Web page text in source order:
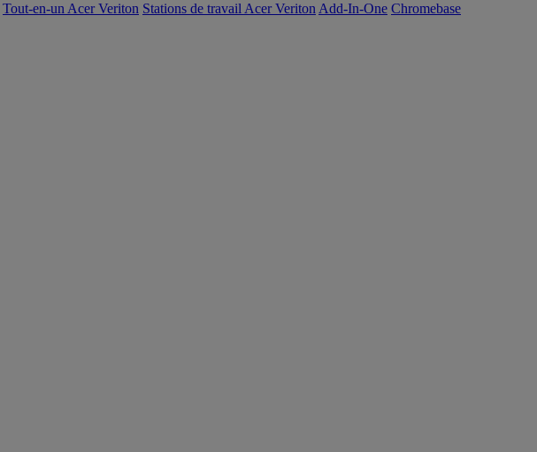
Tout-en-un Acer Veriton Stations de travail Acer Veriton Add-In-One Chromebase